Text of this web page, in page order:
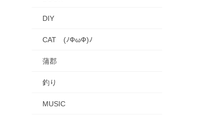
DIY
CAT (ﾉФωФ)ﾉ
蒲郡
釣り
MUSIC